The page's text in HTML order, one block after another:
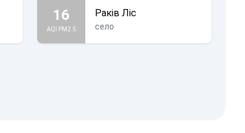
16
AQI PM2.5
Раків Ліс
село